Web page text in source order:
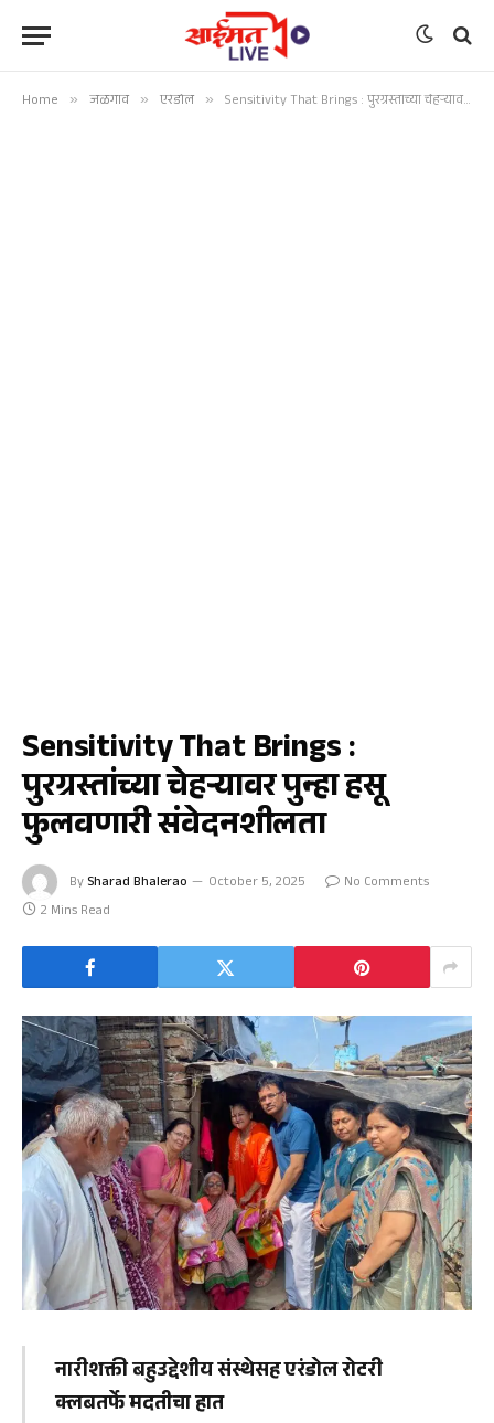
Home » जळगाव » एरंडोल » Sensitivity That Brings : पुरग्रस्तांच्या चेहऱ्यावर पुन्हा हसू फुलवणारी संवेदनशीलता
Sensitivity That Brings :
पुरग्रस्तांच्या चेहऱ्यावर पुन्हा हसू
फुलवणारी संवेदनशीलता
By Sharad Bhalerao October 5, 2025
No Comments
2 Mins Read
नारीशक्ती बहुउद्देशीय संस्थेसह एरंडोल रोटरी
क्लबतर्फे मदतीचा हात